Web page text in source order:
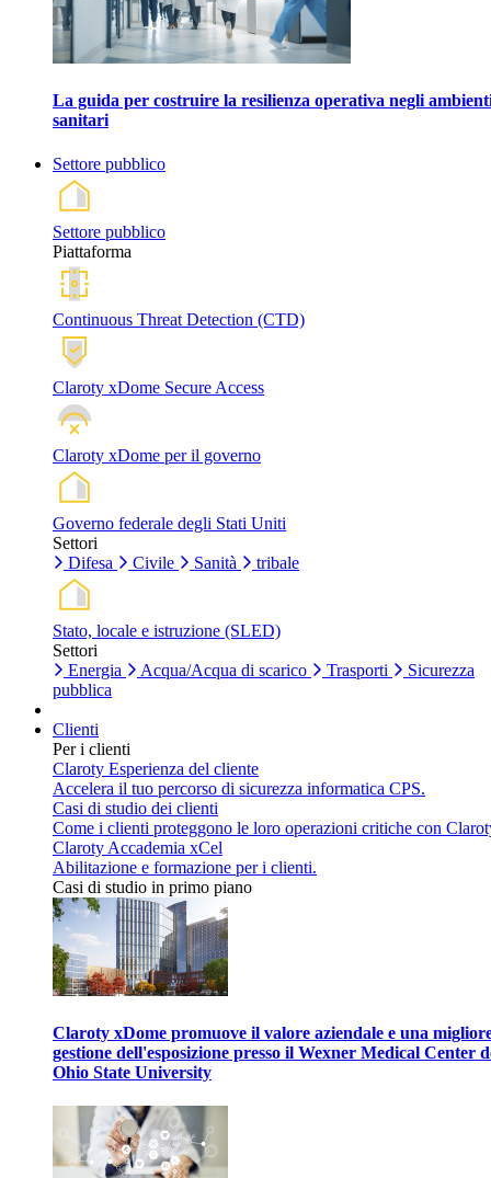
La guida per costruire la resilienza operativa negli
sanitari
Settore pubblico
Settore pubblico
Piattaforma
Continuous Threat Detection (CTD)
Claroty xDome Secure Access
Claroty xDome per il governo
Governo federale degli Stati Uniti
Settori
Difesa
Civile Sanità tribale
Stato, locale e istruzione (SLED)
Settori
Energia
Acqua/Acqua di scarico Trasporti
Sicurezza
pubblica
Clienti
Per i clienti
Claroty Esperienza del cliente
Accelera il tuo percorso di sicurezza informatica CPS.
Casi di studio dei clienti
Come i clienti proteggono le loro operazioni critiche con
Claroty Accademia xCel
Abilitazione e formazione per i clienti.
Casi di studio in primo piano
Claroty xDome promuove il valore aziendale e una
gestione dell'esposizione presso il Wexner Medical Center
Ohio State University